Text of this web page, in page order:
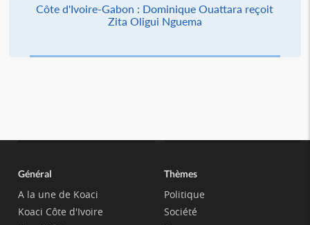
Côte d'Ivoire-Gabon : Dominique Ouattara reçoit
Zita Oligui Nguema
Général
A la une de Koaci
Koaci Côte d'Ivoire
Thèmes
Politique
Société